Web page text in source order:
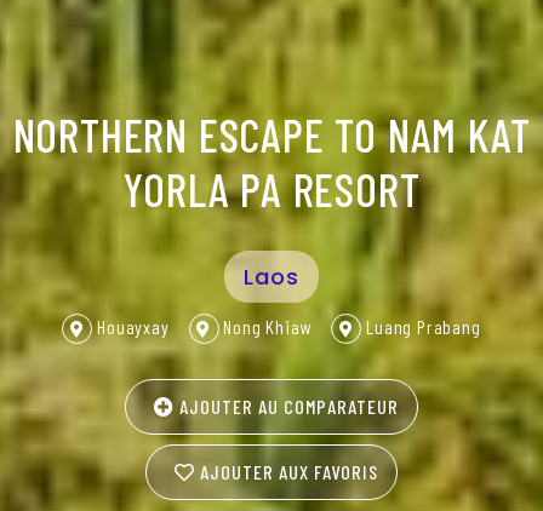
NORTHERN ESCAPE TO NAM KAT
YORLA PA RESORT
Laos
Houayxay Nong Khiaw Luang Prabang
AJOUTER AU COMPARATEUR
AJOUTER AUX FAVORIS